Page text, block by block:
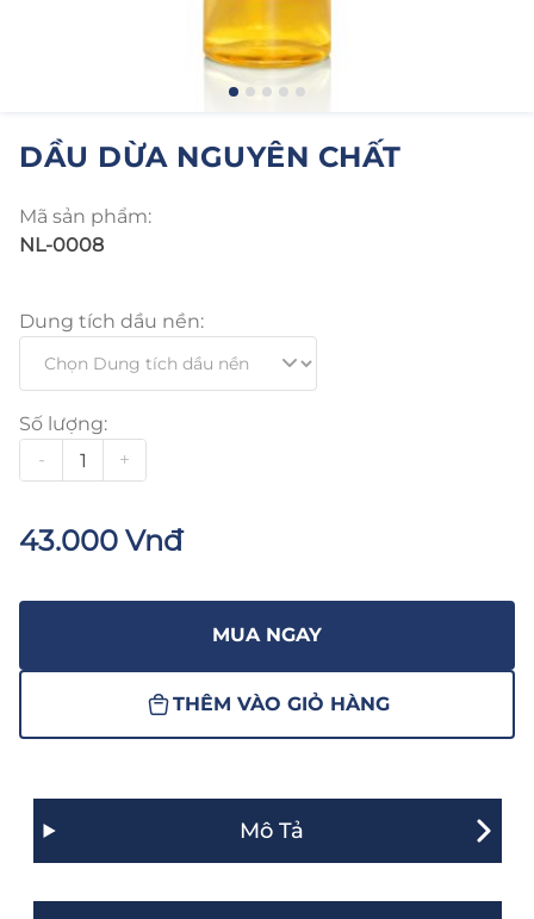
DẦU DỪA NGUYÊN CHẤT
Mã sản phẩm:
NL-0008
Dung tích dầu nền:
Số lượng:
-
+
43.000 Vnđ
MUA NGAY
THÊM VÀO GIỎ HÀNG
Mô Tả